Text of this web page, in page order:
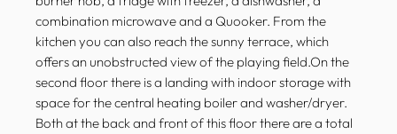
combination microwave and a Quooker. From the
kitchen you can also reach the sunny terrace, which
offers an unobstructed view of the playing field.On the
second floor there is a landing with indoor storage with
space for the central heating boiler and washer/dryer.
Both at the back and front of this floor there are a total